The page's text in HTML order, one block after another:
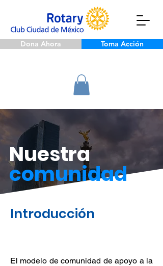
Dona Ahora Toma Acción
Nuestra
comunidad
Introducción
El modelo de comunidad de apoyo a la